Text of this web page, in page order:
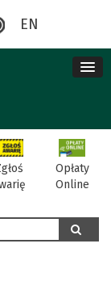
EN
Opłaty
Online
szukaj